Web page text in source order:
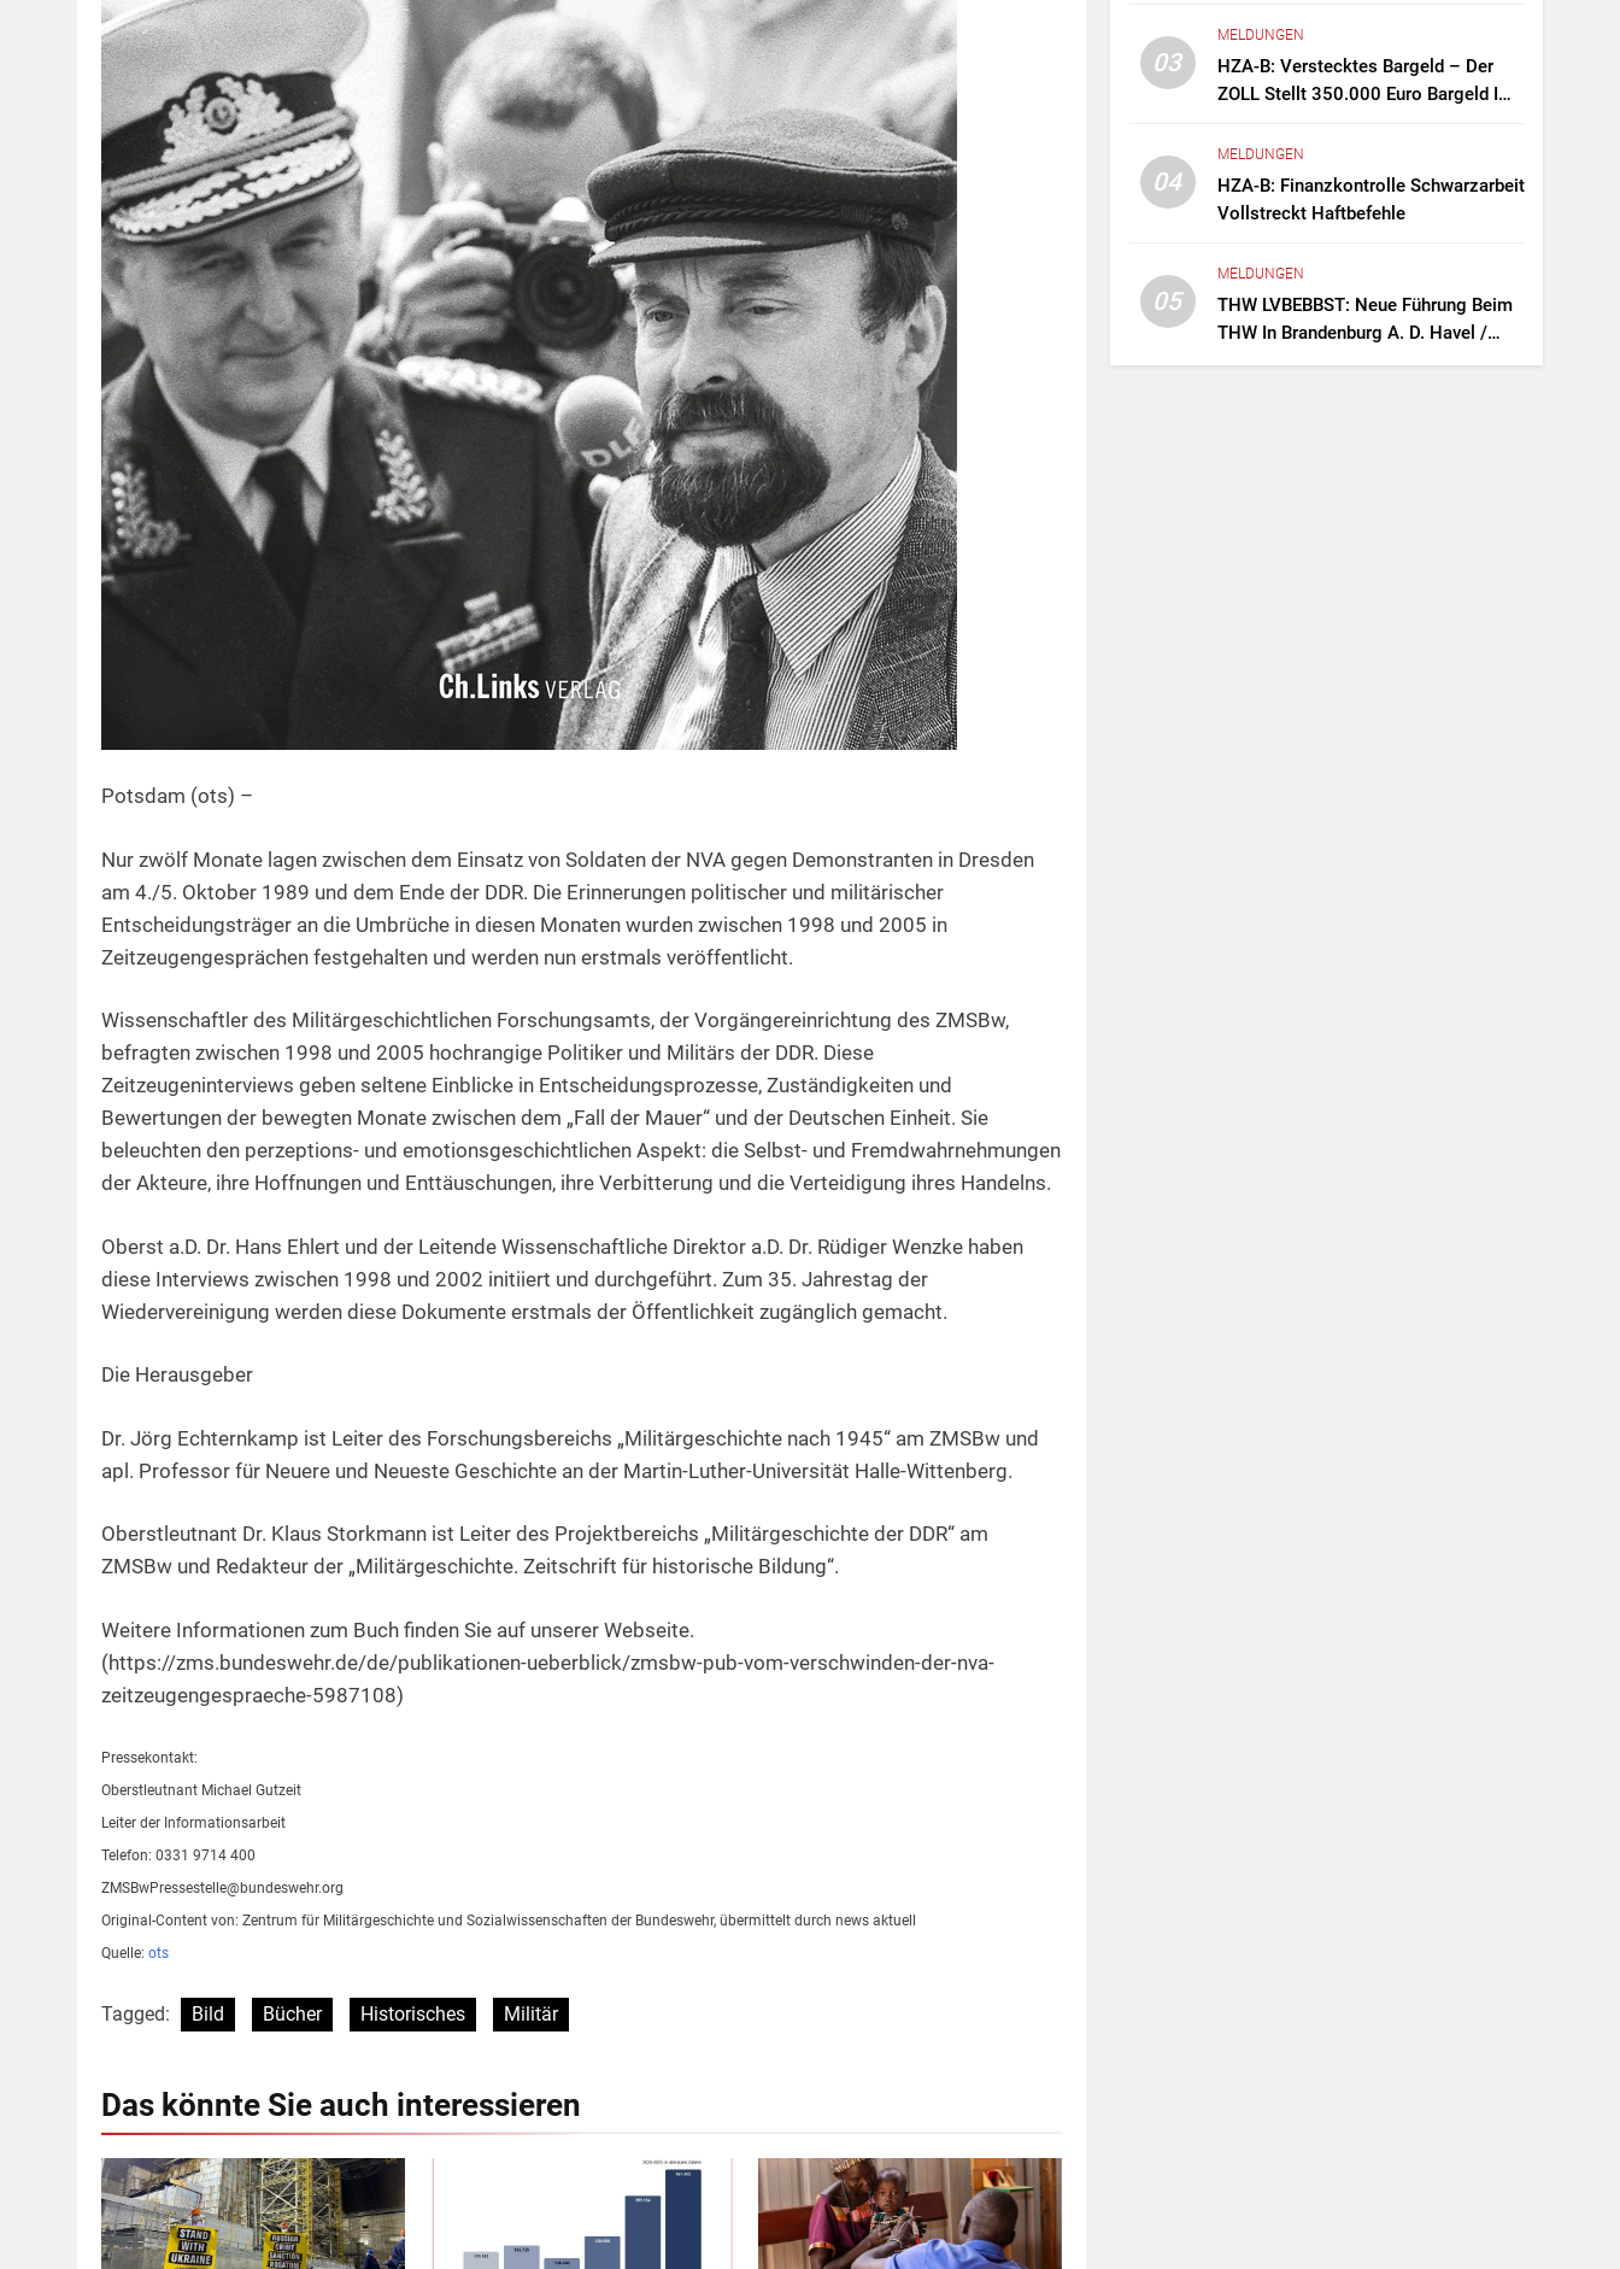
Potsdam (ots) –
Nur zwölf Monate lagen zwischen dem Einsatz von Soldaten der NVA gegen Demonstranten in Dresden
am 4./5. Oktober 1989 und dem Ende der DDR. Die Erinnerungen politischer und militärischer
Entscheidungsträger an die Umbrüche in diesen Monaten wurden zwischen 1998 und 2005 in
Zeitzeugengesprächen festgehalten und werden nun erstmals veröffentlicht.
Wissenschaftler des Militärgeschichtlichen Forschungsamts, der Vorgängereinrichtung des ZMSBw,
befragten zwischen 1998 und 2005 hochrangige Politiker und Militärs der DDR. Diese
Zeitzeugeninterviews geben seltene Einblicke in Entscheidungsprozesse, Zuständigkeiten und
Bewertungen der bewegten Monate zwischen dem „Fall der Mauer“ und der Deutschen Einheit. Sie
beleuchten den perzeptions- und emotionsgeschichtlichen Aspekt: die Selbst- und Fremdwahrnehmungen
der Akteure, ihre Hoffnungen und Enttäuschungen, ihre Verbitterung und die Verteidigung ihres Handelns.
Oberst a.D. Dr. Hans Ehlert und der Leitende Wissenschaftliche Direktor a.D. Dr. Rüdiger Wenzke haben
diese Interviews zwischen 1998 und 2002 initiiert und durchgeführt. Zum 35. Jahrestag der
Wiedervereinigung werden diese Dokumente erstmals der Öffentlichkeit zugänglich gemacht.
Die Herausgeber
Dr. Jörg Echternkamp ist Leiter des Forschungsbereichs „Militärgeschichte nach 1945“ am ZMSBw und
apl. Professor für Neuere und Neueste Geschichte an der Martin-Luther-Universität Halle-Wittenberg.
Oberstleutnant Dr. Klaus Storkmann ist Leiter des Projektbereichs „Militärgeschichte der DDR“ am
ZMSBw und Redakteur der „Militärgeschichte. Zeitschrift für historische Bildung“.
Weitere Informationen zum Buch finden Sie auf unserer Webseite.
(https://zms.bundeswehr.de/de/publikationen-ueberblick/zmsbw-pub-vom-verschwinden-der-nva-
zeitzeugengespraeche-5987108)
Pressekontakt:
Oberstleutnant Michael Gutzeit
Leiter der Informationsarbeit
Telefon: 0331 9714 400
ZMSBwPressestelle@bundeswehr.org
Original-Content von: Zentrum für Militärgeschichte und Sozialwissenschaften der Bundeswehr, übermittelt durch news aktuell
Quelle: ots
Tagged: Bild Bücher Historisches Militär
Das könnte Sie auch interessieren
Zollfahndungsamtes Berlin-
Brandenburg Zollfahndung Hebt
Mutmaßliches Drogenlabor Aus
03
MELDUNGEN
HZA-B: Verstecktes Bargeld – Der
ZOLL Stellt 350.000 Euro Bargeld Im
04
MELDUNGEN
HZA-B: Finanzkontrolle Schwarzarbeit
Vollstreckt Haftbefehle
05
MELDUNGEN
THW LVBEBBST: Neue Führung Beim
THW In Brandenburg A. D. Havel /
Zwei Frauen An Der Spitze Des